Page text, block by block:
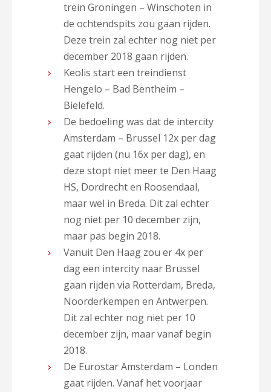
trein Groningen – Winschoten in
de ochtendspits zou gaan rijden.
Deze trein zal echter nog niet per
december 2018 gaan rijden.
Keolis start een treindienst
Hengelo – Bad Bentheim –
Bielefeld.
De bedoeling was dat de intercity
Amsterdam – Brussel 12x per dag
gaat rijden (nu 16x per dag), en
deze stopt niet meer te Den Haag
HS, Dordrecht en Roosendaal,
maar wel in Breda. Dit zal echter
nog niet per 10 december zijn,
maar pas begin 2018.
Vanuit Den Haag zou er 4x per
dag een intercity naar Brussel
gaan rijden via Rotterdam, Breda,
Noorderkempen en Antwerpen.
Dit zal echter nog niet per 10
december zijn, maar vanaf begin
2018.
De Eurostar Amsterdam – Londen
gaat rijden. Vanaf het voorjaar